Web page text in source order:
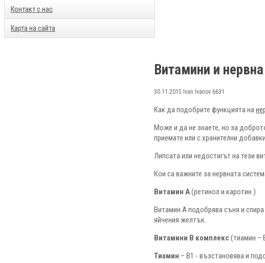
Контакт с нас
Карта на сайта
Витамини и
30.11.2015 Ivan Ivanov 6631
Как да подобрите функцията на
Може и да не знаете, но за
приемате или с хранителни
Липсата или недостигът на тези
Кои са важните за нервната
Витамин А(ретинол и каротин )
Витамин А подобрява съня и
яйчения желтък.
Витамини В комплекс (тиамин –
Тиамин – В1 - възстановява и